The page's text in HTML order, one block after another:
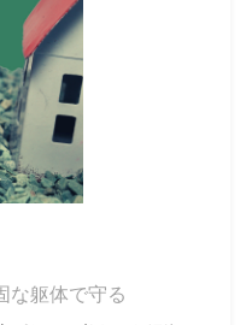
な躯体で守る